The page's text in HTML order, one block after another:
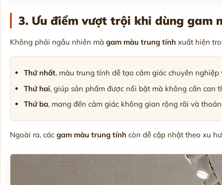
3. Ưu điểm vượt trội khi dùng gam
Không phải ngẫu nhiên mà gam màu trung tính xuất hiện
Thứ nhất, màu trung tính dễ tạo cảm giác chuyên
Thứ hai, giúp sản phẩm được nổi bật mà không cần can
Thứ ba, mang đến cảm giác không gian rộng rãi và
Ngoài ra, các gam màu trung tính còn dễ cập nhật theo xu